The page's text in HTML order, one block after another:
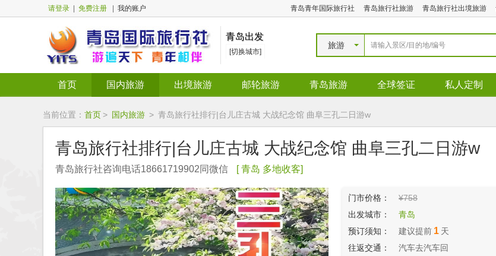
请登录 免费注册 我的账户 青岛青年国际旅行社 青岛旅行社旅游 青岛旅行社出境旅游
青岛出发
[切换城市]
旅游
首页 国内旅游 出境旅游 邮轮旅游 青岛旅游 全球签证 私人定制
当前位置： 首页> 国内旅游 > 青岛旅行社排行|台儿庄古城 大战纪念馆 曲阜三孔二日游w
青岛旅行社排行|台儿庄古城 大战纪念馆 曲阜三孔二日游w
青岛旅行社咨询电话18661719902同微信 [ 青岛 多地收客]
门市价格：
¥758
出发城市：
青岛
预订须知：
建议提前 1 天
往返交通：
汽车去汽车回